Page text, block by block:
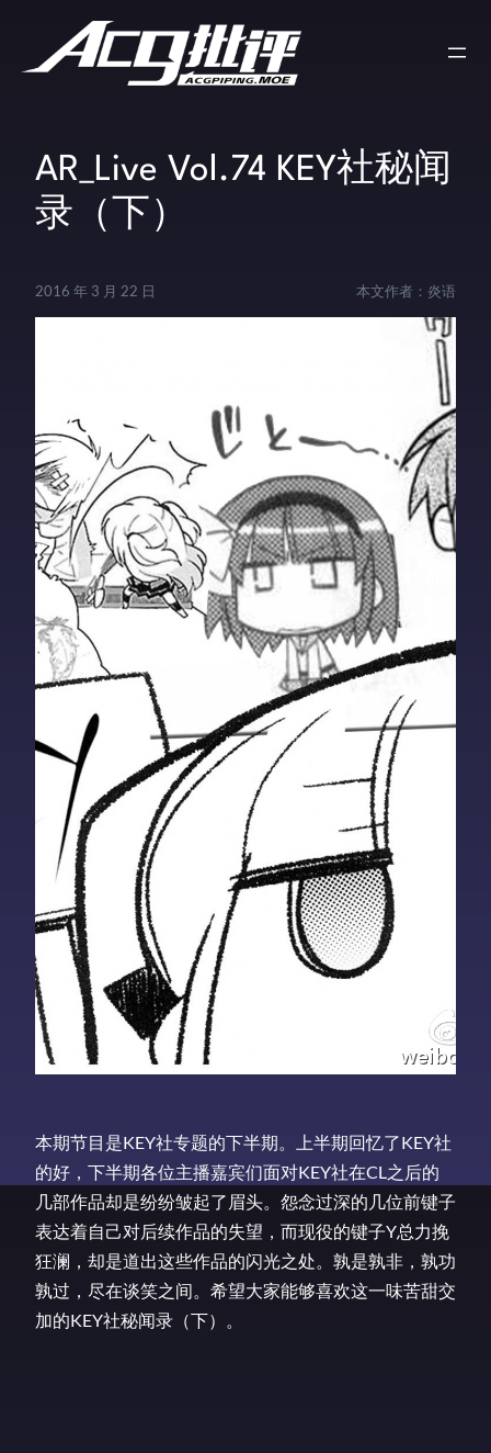
AR_Live Vol.74 KEY社秘闻
录（下）
2016 年 3 月 22 日 本文作者： 炎语
本期节目是KEY社专题的下半期。上半期回忆了KEY社
的好，下半期各位主播嘉宾们面对KEY社在CL之后的
几部作品却是纷纷皱起了眉头。怨念过深的几位前键子
表达着自己对后续作品的失望，而现役的键子Y总力挽
狂澜，却是道出这些作品的闪光之处。孰是孰非，孰功
孰过，尽在谈笑之间。希望大家能够喜欢这一味苦甜交
加的KEY社秘闻录（下）。